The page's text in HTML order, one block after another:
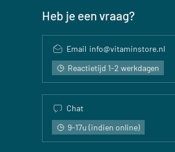
Heb je een vraag?
Email info@vitaminstore.nl
Reactietijd 1-2 werkdagen
Chat
9-17u (indien online)